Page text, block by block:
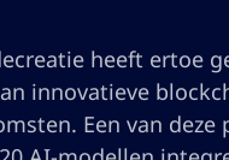
heeft ertoe
innovatieve
Een van deze